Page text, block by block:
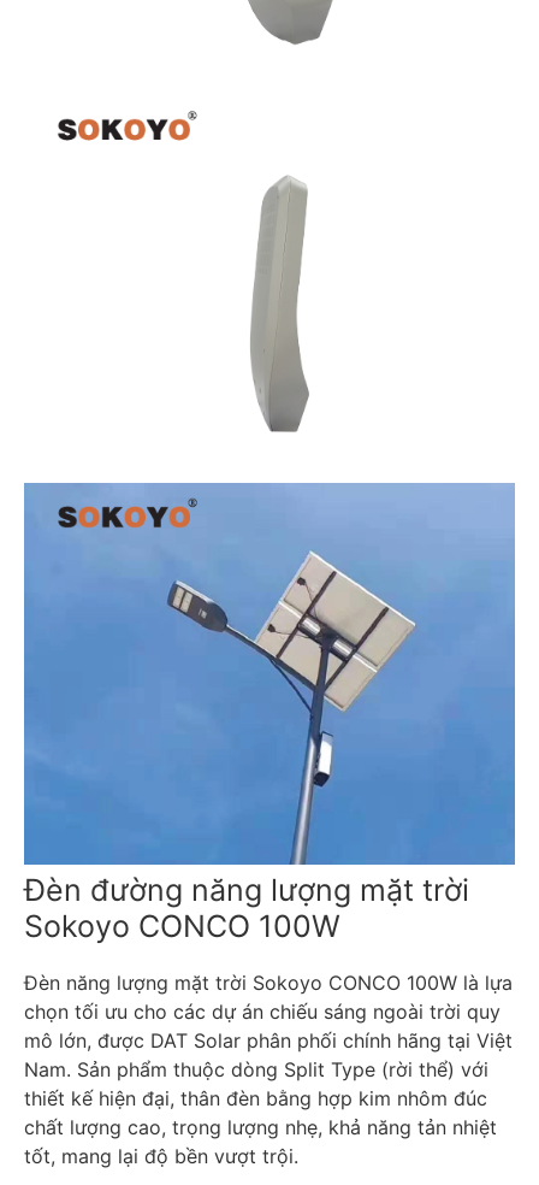
Đèn đường năng lượng mặt trời
Sokoyo CONCO 100W
Đèn năng lượng mặt trời Sokoyo CONCO 100W là lựa
chọn tối ưu cho các dự án chiếu sáng ngoài trời quy
mô lớn, được DAT Solar phân phối chính hãng tại Việt
Nam. Sản phẩm thuộc dòng Split Type (rời thể) với
thiết kế hiện đại, thân đèn bằng hợp kim nhôm đúc
chất lượng cao, trọng lượng nhẹ, khả năng tản nhiệt
tốt, mang lại độ bền vượt trội.